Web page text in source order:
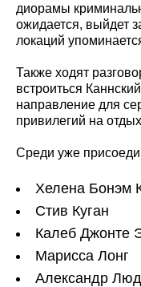
диорамы
ожидается, выйдет
локаций
Также ходят
встроиться
направление для
привилегий на
Среди уже
Хелена Бонэм
Стив Куган
Калеб Джонте
Марисса Лонг
Александр